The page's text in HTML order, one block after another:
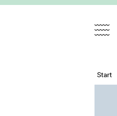
Start